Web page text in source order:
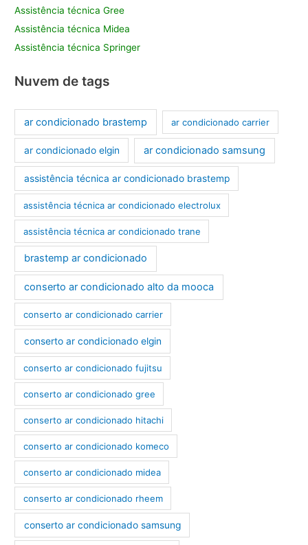
Assistência técnica Gree
Assistência técnica Midea
Assistência técnica Springer
Nuvem de tags
ar condicionado brastemp ar condicionado carrier
ar condicionado elgin ar condicionado samsung
assistência técnica ar condicionado brastemp
assistência técnica ar condicionado electrolux
assistência técnica ar condicionado trane
brastemp ar condicionado
conserto ar condicionado alto da mooca
conserto ar condicionado carrier
conserto ar condicionado elgin
conserto ar condicionado fujitsu
conserto ar condicionado gree
conserto ar condicionado hitachi
conserto ar condicionado komeco
conserto ar condicionado midea
conserto ar condicionado rheem
conserto ar condicionado samsung